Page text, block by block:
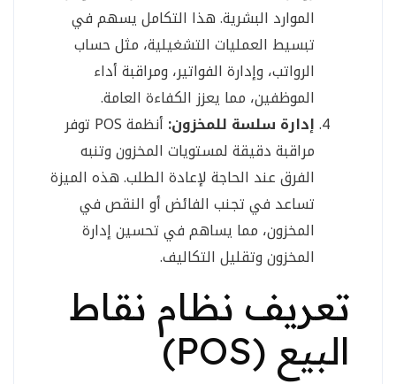
الموارد البشرية. هذا التكامل يسهم في
تبسيط العمليات التشغيلية، مثل حساب
الرواتب، وإدارة الفواتير، ومراقبة أداء
الموظفين، مما يعزز الكفاءة العامة.
إدارة سلسة للمخزون:
أنظمة POS توفر
مراقبة دقيقة لمستويات المخزون وتنبه
الفرق عند الحاجة لإعادة الطلب. هذه الميزة
تساعد في تجنب الفائض أو النقص في
المخزون، مما يساهم في تحسين إدارة
المخزون وتقليل التكاليف.
تعريف نظام نقاط
البيع (POS)